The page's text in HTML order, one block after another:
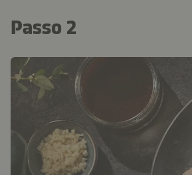
Passo 2